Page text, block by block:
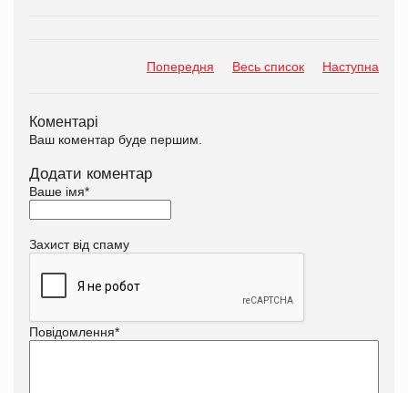
Попередня Весь список Наступна
Коментарі
Ваш коментар буде першим.
Додати коментар
Ваше імя*
Захист від спаму
Повідомлення*